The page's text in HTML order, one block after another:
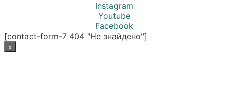
Instagram
Youtube
Facebook
[contact-form-7 404 "Не знайдено"]
x